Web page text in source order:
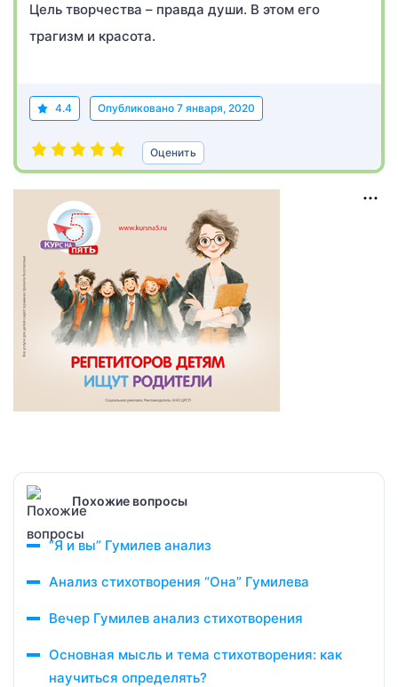
Цель творчества – правда души. В этом его
трагизм и красота.
4.4 Опубликовано 7 января, 2020
Оценить
Похожие вопросы
“Я и вы” Гумилев анализ
Анализ стихотворения “Она” Гумилева
Вечер Гумилев анализ стихотворения
Основная мысль и тема стихотворения: как
научиться определять?